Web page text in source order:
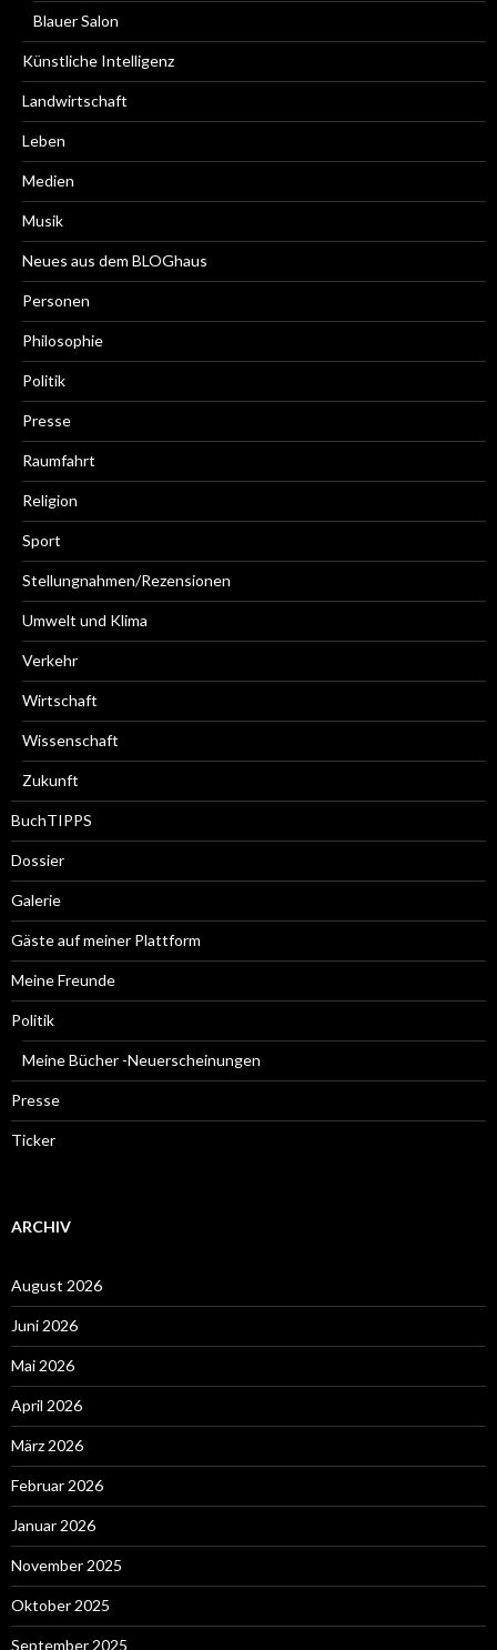
Blauer Salon
Künstliche Intelligenz
Landwirtschaft
Leben
Medien
Musik
Neues aus dem BLOGhaus
Personen
Philosophie
Politik
Presse
Raumfahrt
Religion
Sport
Stellungnahmen/Rezensionen
Umwelt und Klima
Verkehr
Wirtschaft
Wissenschaft
Zukunft
BuchTIPPS
Dossier
Galerie
Gäste auf meiner Plattform
Meine Freunde
Politik
Meine Bücher -Neuerscheinungen
Presse
Ticker
ARCHIV
August 2026
Juni 2026
Mai 2026
April 2026
März 2026
Februar 2026
Januar 2026
November 2025
Oktober 2025
September 2025